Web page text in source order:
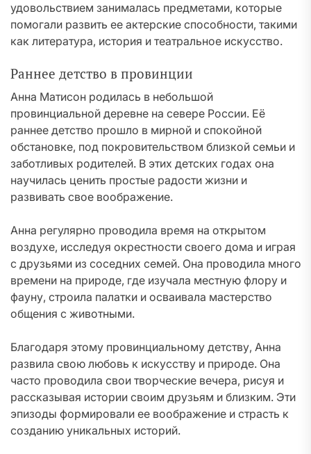
удовольствием занималась предметами, которые
помогали развить ее актерские способности, такими
как литература, история и театральное искусство.
Раннее детство в провинции
Анна Матисон родилась в небольшой
провинциальной деревне на севере России. Её
раннее детство прошло в мирной и спокойной
обстановке, под покровительством близкой семьи и
заботливых родителей. В этих детских годах она
научилась ценить простые радости жизни и
развивать свое воображение.
Анна регулярно проводила время на открытом
воздухе, исследуя окрестности своего дома и играя
с друзьями из соседних семей. Она проводила много
времени на природе, где изучала местную флору и
фауну, строила палатки и осваивала мастерство
общения с животными.
Благодаря этому провинциальному детству, Анна
развила свою любовь к искусству и природе. Она
часто проводила свои творческие вечера, рисуя и
рассказывая истории своим друзьям и близким. Эти
эпизоды формировали ее воображение и страсть к
созданию уникальных историй.